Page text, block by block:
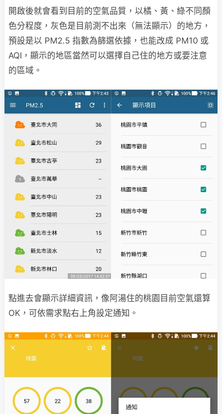
開啟後就會看到目前的空氣品質，以橘、黃、綠不同顏
色分程度，灰色是目前測不出來（無法顯示）的地方，
預設是以 PM2.5 指數為篩選依據，也能改成 PM10 或
AQI，顯示的地區當然可以選擇自己住的地方或要注意
的區域。
點進去會顯示詳細資訊，像阿湯住的桃園目前空氣還算
OK，可依需求點右上角設定通知。